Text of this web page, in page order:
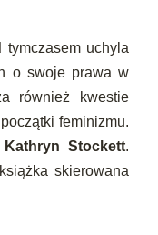
tymczasem uchyla
o swoje prawa w
również kwestie
feminizmu.
Kathryn Stockett.
skierowana